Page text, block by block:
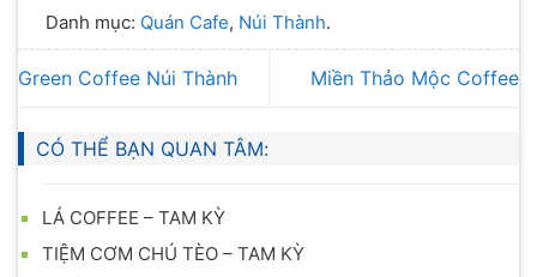
Danh mục: Quán Cafe, Núi Thành.
Green Coffee Núi Thành Miền Thảo Mộc Coffee
CÓ THỂ BẠN QUAN TÂM:
LÁ COFFEE – TAM KỲ
TIỆM CƠM CHÚ TÈO – TAM KỲ